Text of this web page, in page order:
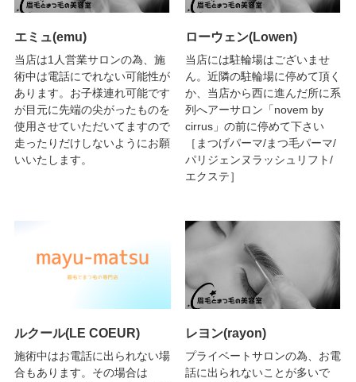
エミュ(emu)
当店は1人営業サロンの為、施
術中は電話にでれない可能性が
あります。お子様連れ可能です
が目元に先端の尖がったものを
使用させていただいてますので
走ったりだけしないようにお願
いいたします。
ローウェン(Lowen)
当店には駐輪場はございませ
ん。近隣の駐輪場に停めて頂く
か、当店から西に進んだ所に系
列へアーサロン「novem by
cirrus」の前に停めて下さい
［まつげパーマ/まつ毛パーマ/
パリジェンヌラッシュリフト/
エクステ］
ルクール(LE COEUR)
施術中はお電話に出られない場
合もあります。その場合は
レヨン(rayon)
プライベートサロンの為、お電
話に出られないことが多いで